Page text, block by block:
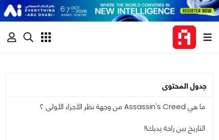
جدول المحتوى
ما هي Assassin's Creed من وجهة نظر الأجزاء الأولى ؟
التاريخ بين راحة يديك!!